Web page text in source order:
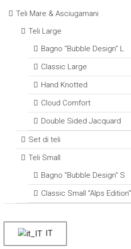
Teli Mare & Asciugamani
Teli Large
Bagno "Bubble Design" L
Classic Large
Hand Knotted
Cloud Comfort
Double Sided Jacquard
Set di teli
Teli Small
Bagno "Bubble Design" S
Classic Small "Alps Edition"
IT